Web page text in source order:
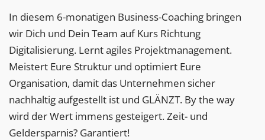
In diesem 6-monatigen Business-Coaching bringen
wir Dich und Dein Team auf Kurs Richtung
Digitalisierung. Lernt agiles Projektmanagement.
Meistert Eure Struktur und optimiert Eure
Organisation, damit das Unternehmen sicher
nachhaltig aufgestellt ist und GLÄNZT. By the way
wird der Wert immens gesteigert. Zeit- und
Geldersparnis? Garantiert!